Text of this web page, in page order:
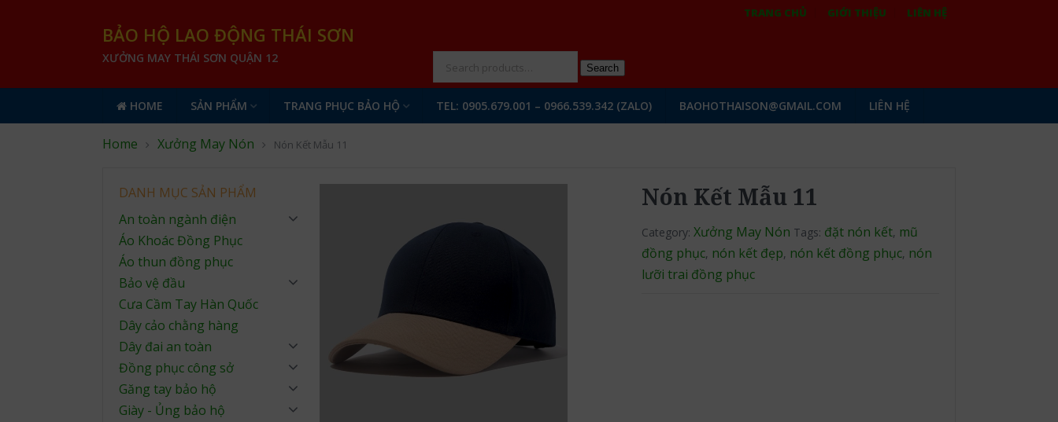
TRANG CHỦ GIỚI THIỆU LIÊN HỆ
BẢO HỘ LAO ĐỘNG THÁI SƠN
XƯỞNG MAY THÁI SƠN QUẬN 12
Search
HOME SẢN PHẨM TRANG PHỤC BẢO HỘ TEL: 0905.679.001 – 0966.539.342 (ZALO) BAOHOTHAISON@GMAIL.COM LIÊN HỆ
Home Xưởng May Nón Nón Kết Mẫu 11
Nón Kết Mẫu 11
Category:Xưởng May Nón Tags: đặt nón kết, mũ
đồng phục, nón kết đẹp, nón kết đồng phục, nón
lưỡi trai đồng phục
DANH MỤC SẢN PHẨM
An toàn ngành điện
Áo Khoác Đồng Phục
Áo thun đồng phục
Bảo vệ đầu
Cưa Cầm Tay Hàn Quốc
Dây cảo chằng hàng
Dây đai an toàn
Đồng phục công sở
Găng tay bảo hộ
Giày - Ủng bảo hộ